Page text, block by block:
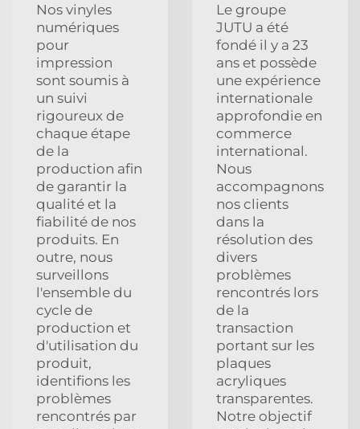
Nos vinyles
numériques
pour
impression
sont soumis à
un suivi
rigoureux de
chaque étape
de la
production afin
de garantir la
qualité et la
fiabilité de nos
produits. En
outre, nous
surveillons
l'ensemble du
cycle de
production et
d'utilisation du
produit,
identifions les
problèmes
rencontrés par
Le groupe
JUTU a été
fondé il y a 23
ans et possède
une expérience
internationale
approfondie en
commerce
international.
Nous
accompagnons
nos clients
dans la
résolution des
divers
problèmes
rencontrés lors
de la
transaction
portant sur les
plaques
acryliques
transparentes.
Notre objectif